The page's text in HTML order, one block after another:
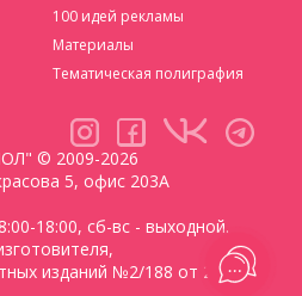
100 идей рекламы
Материалы
Тематическая полиграфия
© 2009-2026
5, офис 203А
18:00, сб-вс - выходной.
изданий №2/188 от 22